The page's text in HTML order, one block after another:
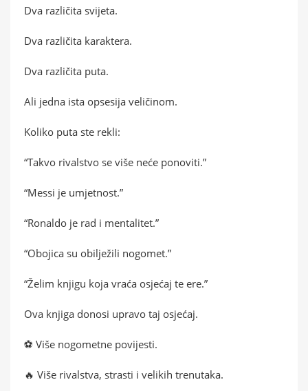
Dva različita svijeta.
Dva različita karaktera.
Dva različita puta.
Ali jedna ista opsesija veličinom.
Koliko puta ste rekli:
“Takvo rivalstvo se više neće ponoviti.”
“Messi je umjetnost.”
“Ronaldo je rad i mentalitet.”
“Obojica su obilježili nogomet.”
“Želim knjigu koja vraća osjećaj te ere.”
Ova knjiga donosi upravo taj osjećaj.
⚽ Više nogometne povijesti.
🔥 Više rivalstva, strasti i velikih trenutaka.